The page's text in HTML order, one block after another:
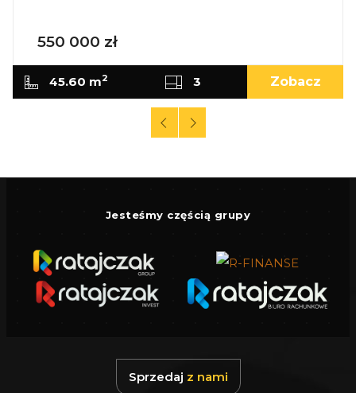
550 000 zł
45.60 m2 3 Zobacz
Jesteśmy częścią grupy
Sprzedaj z nami